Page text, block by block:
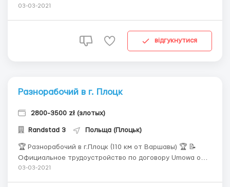
3600 zl в месяц | 20 000 грн - 26 000 грн | 700$ - 950$; ✔️
фабрике; ✔️ Техническое обр...
03-03-2021
відгукнутися
Разнорабочий в г. Плоцк
2800-3500 zł (злотых)
Randstad 3 Польща (Плоцьк)
🏆 Разнорабочий в г.Плоцк (110 км от Варшавы) 🏆 📝
Официальное трудоустройство по договору Umowa o
prace (дополнительная оплата за сверхурочные часы и
03-03-2021